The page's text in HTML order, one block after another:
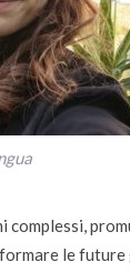
complessi,
formare le
Quando la
bambini